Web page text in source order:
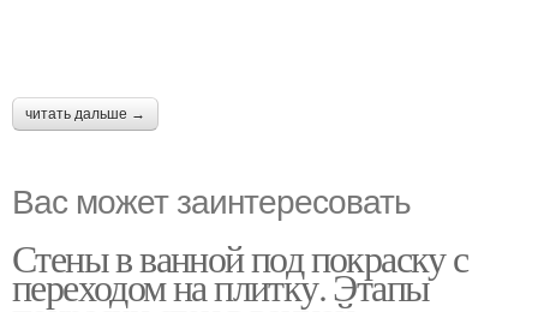
читать дальше →
Вас может заинтересовать
Стены в ванной под покраску с
переходом на плитку. Этапы